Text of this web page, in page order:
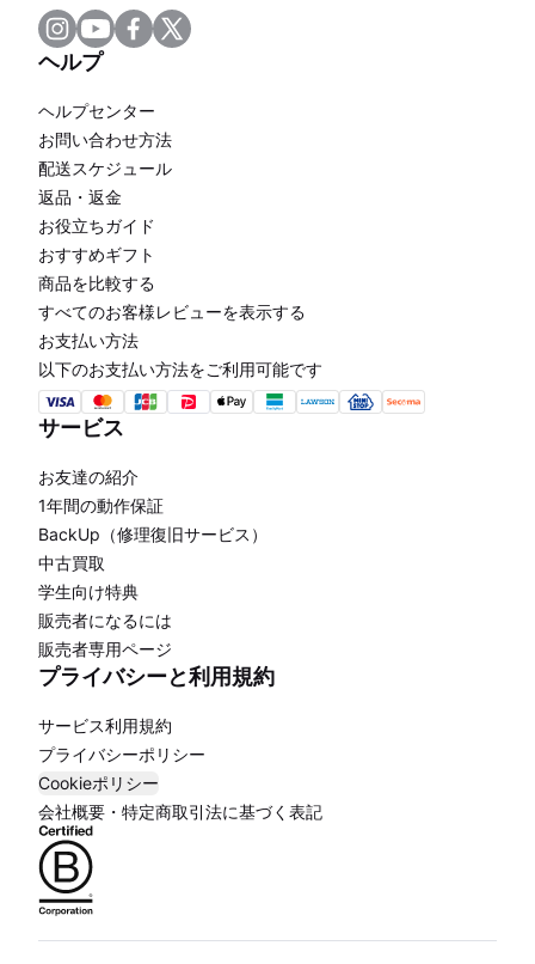
ヘルプ
ヘルプセンター
お問い合わせ方法
配送スケジュール
返品・返金
お役立ちガイド
おすすめギフト
商品を比較する
すべてのお客様レビューを表示する
お支払い方法
以下のお支払い方法をご利用可能です
サービス
お友達の紹介
1年間の動作保証
BackUp（修理復旧サービス）
中古買取
学生向け特典
販売者になるには
販売者専用ページ
プライバシーと利用規約
サービス利用規約
プライバシーポリシー
Cookieポリシー
会社概要・特定商取引法に基づく表記